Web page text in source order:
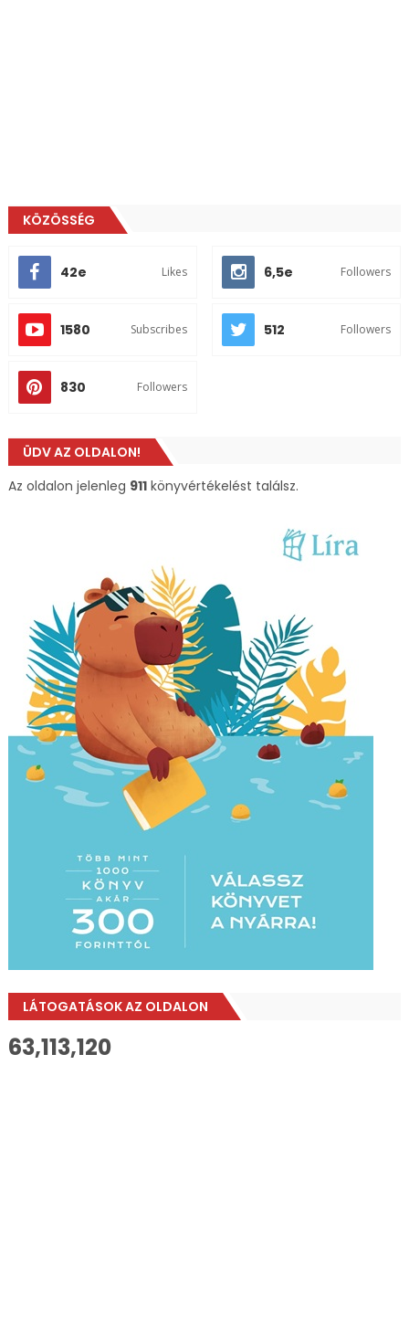
KÖZÖSSÉG
42e Likes 6,5e Followers
1580 Subscribes 512 Followers
830 Followers
ÜDV AZ OLDALON!
Az oldalon jelenleg 911könyvértékelést találsz.
LÁTOGATÁSOK AZ OLDALON
63,113,120